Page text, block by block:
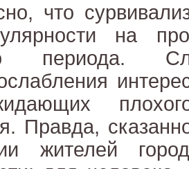
что
на
периода.
Правда,
жителей